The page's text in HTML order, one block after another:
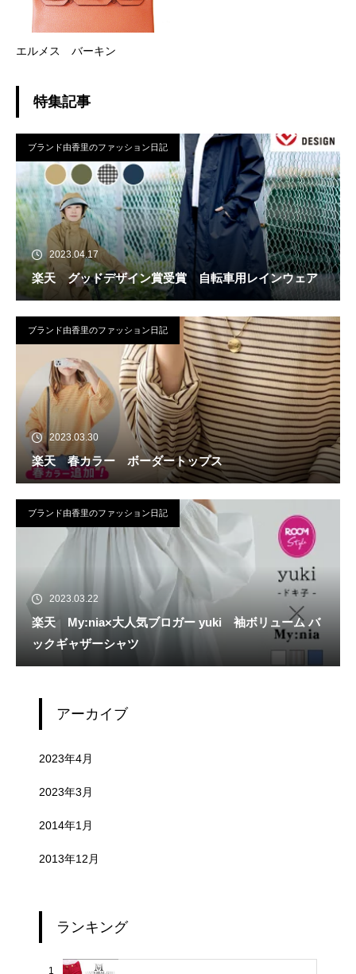
エルメス バーキン
特集記事
ブランド由香里のファッション日記
2023.04.17
楽天 グッドデザイン賞受賞 自転車用レインウェア
ブランド由香里のファッション日記
2023.03.30
楽天 春カラー ボーダートップス
ブランド由香里のファッション日記
2023.03.22
楽天 My:nia×大人気ブロガー yuki 袖ボリューム バ
ックギャザーシャツ
アーカイブ
2023年4月
2023年3月
2014年1月
2013年12月
ランキング
1